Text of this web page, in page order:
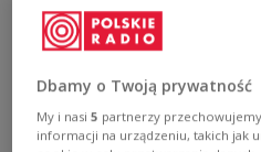
Zobacz więcej na temat:
Białoruś
Aleksander Łukaszenka
franak wiaczorka Wiaczesław
Dbamy o Twoją prywatność
My i nasi5 partnerzy
informacji na urządzeniu, takich jak